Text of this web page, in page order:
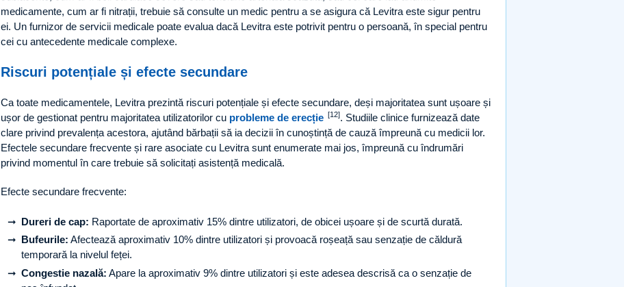
medicamente, cum ar fi nitrații, trebuie să consulte un medic pentru a se asigura că Levitra este sigur pentru
ei. Un furnizor de servicii medicale poate evalua dacă Levitra este potrivit pentru o persoană, în special pentru
cei cu antecedente medicale complexe.
Riscuri potențiale și efecte secundare
Ca toate medicamentele, Levitra prezintă riscuri potențiale și efecte secundare, deși majoritatea sunt ușoare și
ușor de gestionat pentru majoritatea utilizatorilor cu probleme de erecție [12]. Studiile clinice furnizează date
clare privind prevalența acestora, ajutând bărbații să ia decizii în cunoștință de cauză împreună cu medicii lor.
Efectele secundare frecvente și rare asociate cu Levitra sunt enumerate mai jos, împreună cu îndrumări
privind momentul în care trebuie să solicitați asistență medicală.
Efecte secundare frecvente:
Dureri de cap: Raportate de aproximativ 15% dintre utilizatori, de obicei ușoare și de scurtă durată.
Bufeurile: Afectează aproximativ 10% dintre utilizatori și provoacă roșeață sau senzație de căldură
temporară la nivelul feței.
Congestie nazală: Apare la aproximativ 9% dintre utilizatori și este adesea descrisă ca o senzație de